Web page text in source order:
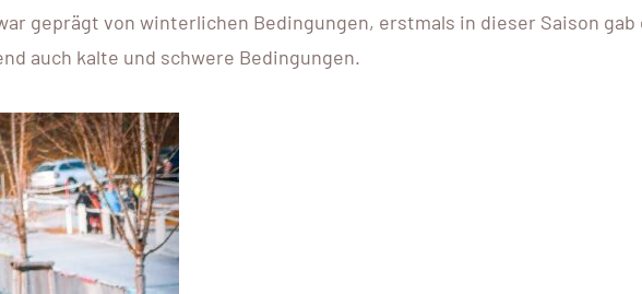
geprägt von winterlichen Bedingungen, erstmals in dieser Saison gab
auch kalte und schwere Bedingungen.